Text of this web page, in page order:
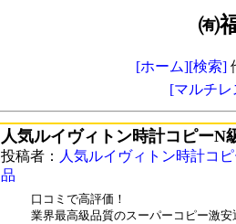
㈲
[ホーム][検索]
[マルチ
人気ルイヴィトン時計コピーN
投稿者： 人気ルイヴィトン時計コ
品
口コミで高評価！
業界最高級品質のスーパーコピー激安